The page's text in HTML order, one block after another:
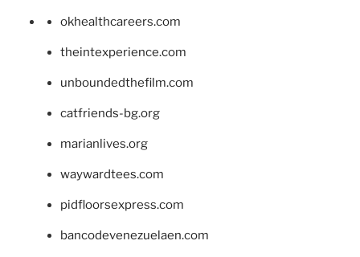
okhealthcareers.com
theintexperience.com
unboundedthefilm.com
catfriends-bg.org
marianlives.org
waywardtees.com
pidfloorsexpress.com
bancodevenezuelaen.com